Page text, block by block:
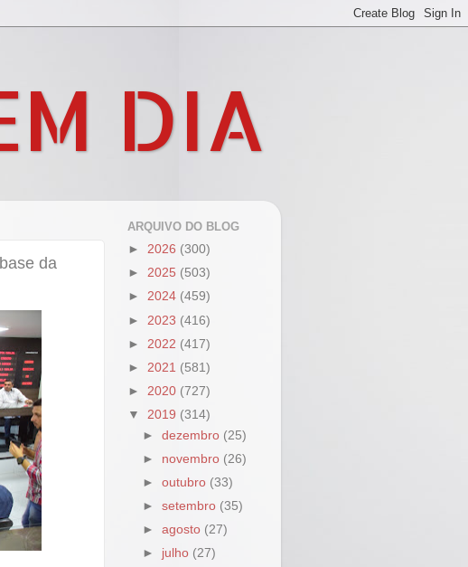
DIA
da
ARQUIVO DO BLOG
► 2026 (300)
► 2025 (503)
► 2024 (459)
► 2023 (416)
► 2022 (417)
► 2021 (581)
► 2020 (727)
▼ 2019 (314)
►dezembro (25)
► novembro (26)
►outubro (33)
►setembro (35)
►agosto (27)
► julho (27)